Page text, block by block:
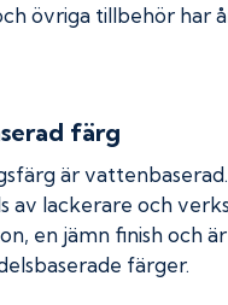
övriga tillbehör har
färg
är
av lackerare och
en jämn finish och
färger.